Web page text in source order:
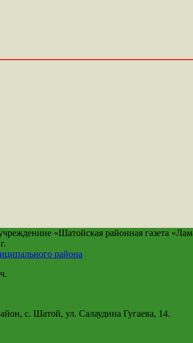
«Шатойская районная газета
района
с. Шатой, ул. Салаудина Гугаева, 14.